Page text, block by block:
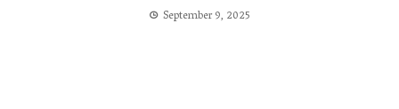
September 9, 2025